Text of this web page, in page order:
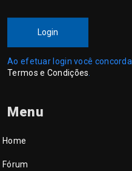
Login
Ao efetuar login você
Termos e Condições
Menu
Home
Fórum